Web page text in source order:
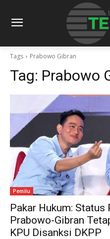
Tags Prabowo Gibran
Tag: Prabowo
Pemilu
Pakar Hukum:
Prabowo-Gibran
KPU Disanksi DKPP